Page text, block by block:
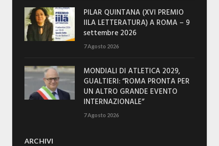
PILAR QUINTANA (XVI PREMIO
IILA LETTERATURA) A ROMA – 9
settembre 2026
7 Agosto 2026
MONDIALI DI ATLETICA 2029,
GUALTIERI: “ROMA PRONTA PER
UN ALTRO GRANDE EVENTO
INTERNAZIONALE”
7 Agosto 2026
ARCHIVI